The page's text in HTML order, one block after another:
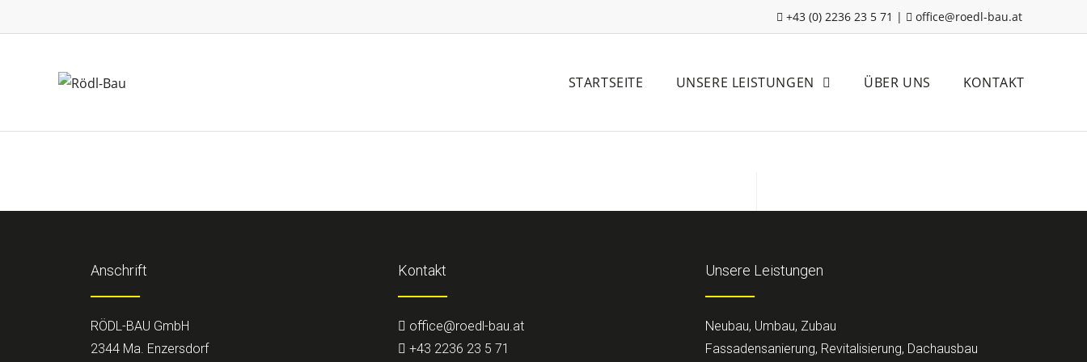
+43 (0) 2236 23 5 71 | office@roedl-bau.at
STARTSEITE UNSERE LEISTUNGEN ÜBER UNS KONTAKT
Anschrift
RÖDL-BAU GmbH
2344 Ma. Enzersdorf
Kontakt
office@roedl-bau.at
+43 2236 23 5 71
Unsere Leistungen
Neubau, Umbau, Zubau
Fassadensanierung, Revitalisierung, Dachausbau